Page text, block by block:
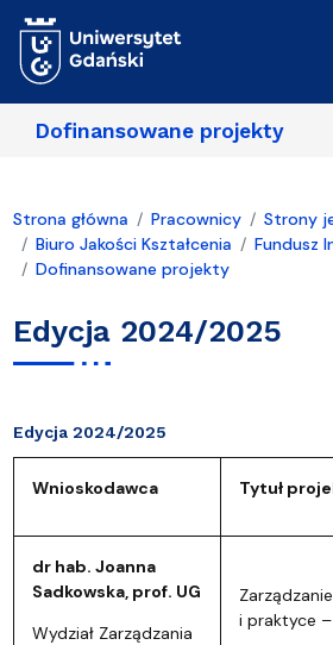
Dofinansowane projekty
Strona główna Pracownicy
Strony
Biuro Jakości Kształcenia
Fundusz
Dofinansowane projekty
Edycja 2024/2025
Edycja 2024/2025
Wnioskodawca Tytuł
dr hab. Joanna
Sadkowska, prof. UG
Wydział Zarządzania
i praktyce